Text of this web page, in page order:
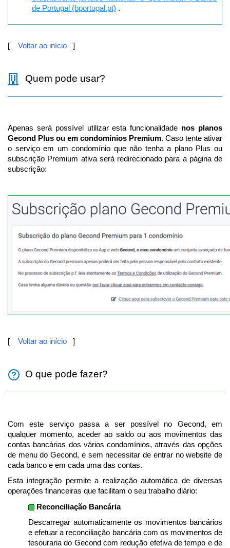
de Portugal (bportugal.pt) .
[ Voltar ao início ]
Quem pode usar?
Apenas será possível utilizar esta funcionalidade nos planos
Gecond Plus ou em condomínios Premium. Caso tente ativar
o serviço em um condomínio que não tenha a plano Plus ou
subscrição Premium ativa será redirecionado para a página de
subscrição:
[ Voltar ao início ]
O que pode fazer?
Com este serviço passa a ser possível no Gecond, em
qualquer momento, aceder ao saldo ou aos movimentos das
contas bancárias dos vários condomínios, através das opções
de menu do Gecond, e sem necessitar de entrar no website de
cada banco e em cada uma das contas.
Esta integração permite a realização automática de diversas
operações financeiras que facilitam o seu trabalho diário:
Reconciliação Bancária
Descarregar automaticamente os movimentos bancários
e efetuar a reconciliação bancária com os movimentos de
tesouraria do Gecond com redução efetiva de tempo e de